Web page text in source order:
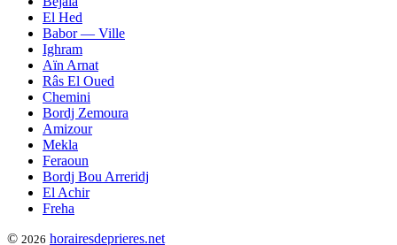
El Hed
Babor — Ville
Ighram
Aïn Arnat
Râs El Oued
Chemini
Bordj Zemoura
Amizour
Mekla
Feraoun
Bordj Bou Arreridj
El Achir
Freha
© 2026 horairesdeprieres.net